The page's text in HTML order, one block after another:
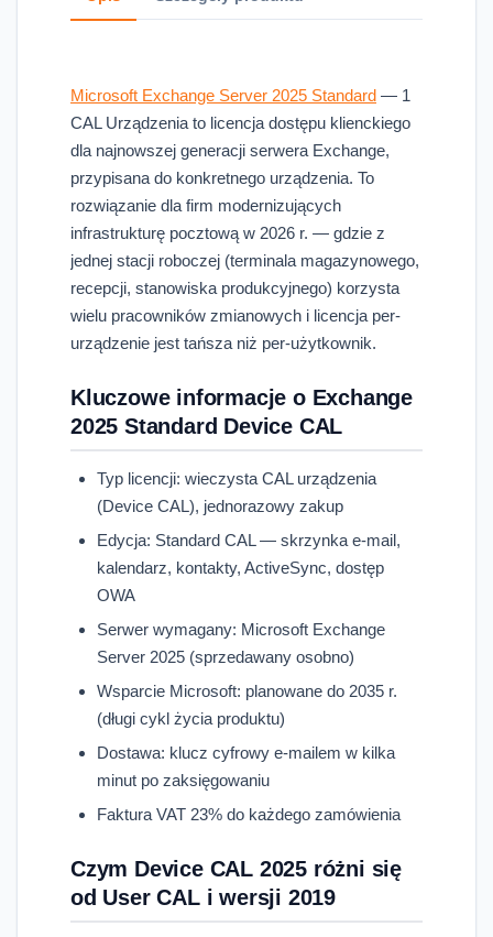
Microsoft Exchange Server 2025 Standard — 1
CAL Urządzenia to licencja dostępu klienckiego
dla najnowszej generacji serwera Exchange,
przypisana do konkretnego urządzenia. To
rozwiązanie dla firm modernizujących
infrastrukturę pocztową w 2026 r. — gdzie z
jednej stacji roboczej (terminala magazynowego,
recepcji, stanowiska produkcyjnego) korzysta
wielu pracowników zmianowych i licencja per-
urządzenie jest tańsza niż per-użytkownik.
Kluczowe informacje o Exchange
2025 Standard Device CAL
Typ licencji: wieczysta CAL urządzenia
(Device CAL), jednorazowy zakup
Edycja: Standard CAL — skrzynka e-mail,
kalendarz, kontakty, ActiveSync, dostęp
OWA
Serwer wymagany: Microsoft Exchange
Server 2025 (sprzedawany osobno)
Wsparcie Microsoft: planowane do 2035 r.
(długi cykl życia produktu)
Dostawa: klucz cyfrowy e-mailem w kilka
minut po zaksięgowaniu
Faktura VAT 23% do każdego zamówienia
Czym Device CAL 2025 różni się
od User CAL i wersji 2019